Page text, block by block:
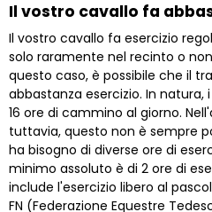
Il vostro cavallo fa
Il vostro cavallo fa esercizio
solo raramente nel recinto o
questo caso, è possibile che il
abbastanza esercizio. In natura,
16 ore di cammino al giorno.
tuttavia, questo non è sempre
ha bisogno di diverse ore di
minimo assoluto è di 2 ore di
include l'esercizio libero al
FN (Federazione Equestre